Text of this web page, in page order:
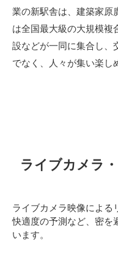
業の新駅舎は、建築家原
は全国最大級の大規模
設などが一同に集合し、
でなく、人々が集い楽し
ライブカメラ
ライブカメラ映像による
快適度の予測など、密を
います。